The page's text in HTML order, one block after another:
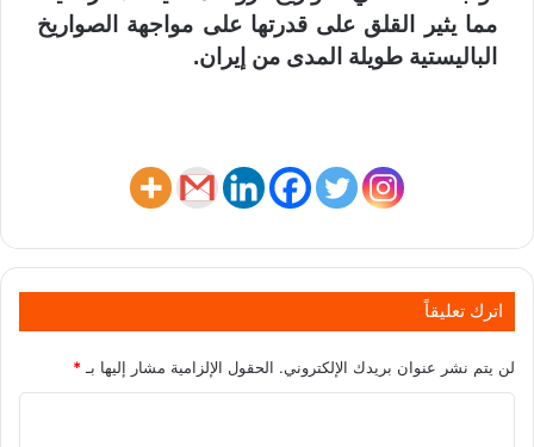
مما يثير القلق على قدرتها على مواجهة الصواريخ
الباليستية طويلة المدى من إيران.
اترك تعليقاً
لن يتم نشر عنوان بريدك الإلكتروني. الحقول الإلزامية مشار إليها بـ *